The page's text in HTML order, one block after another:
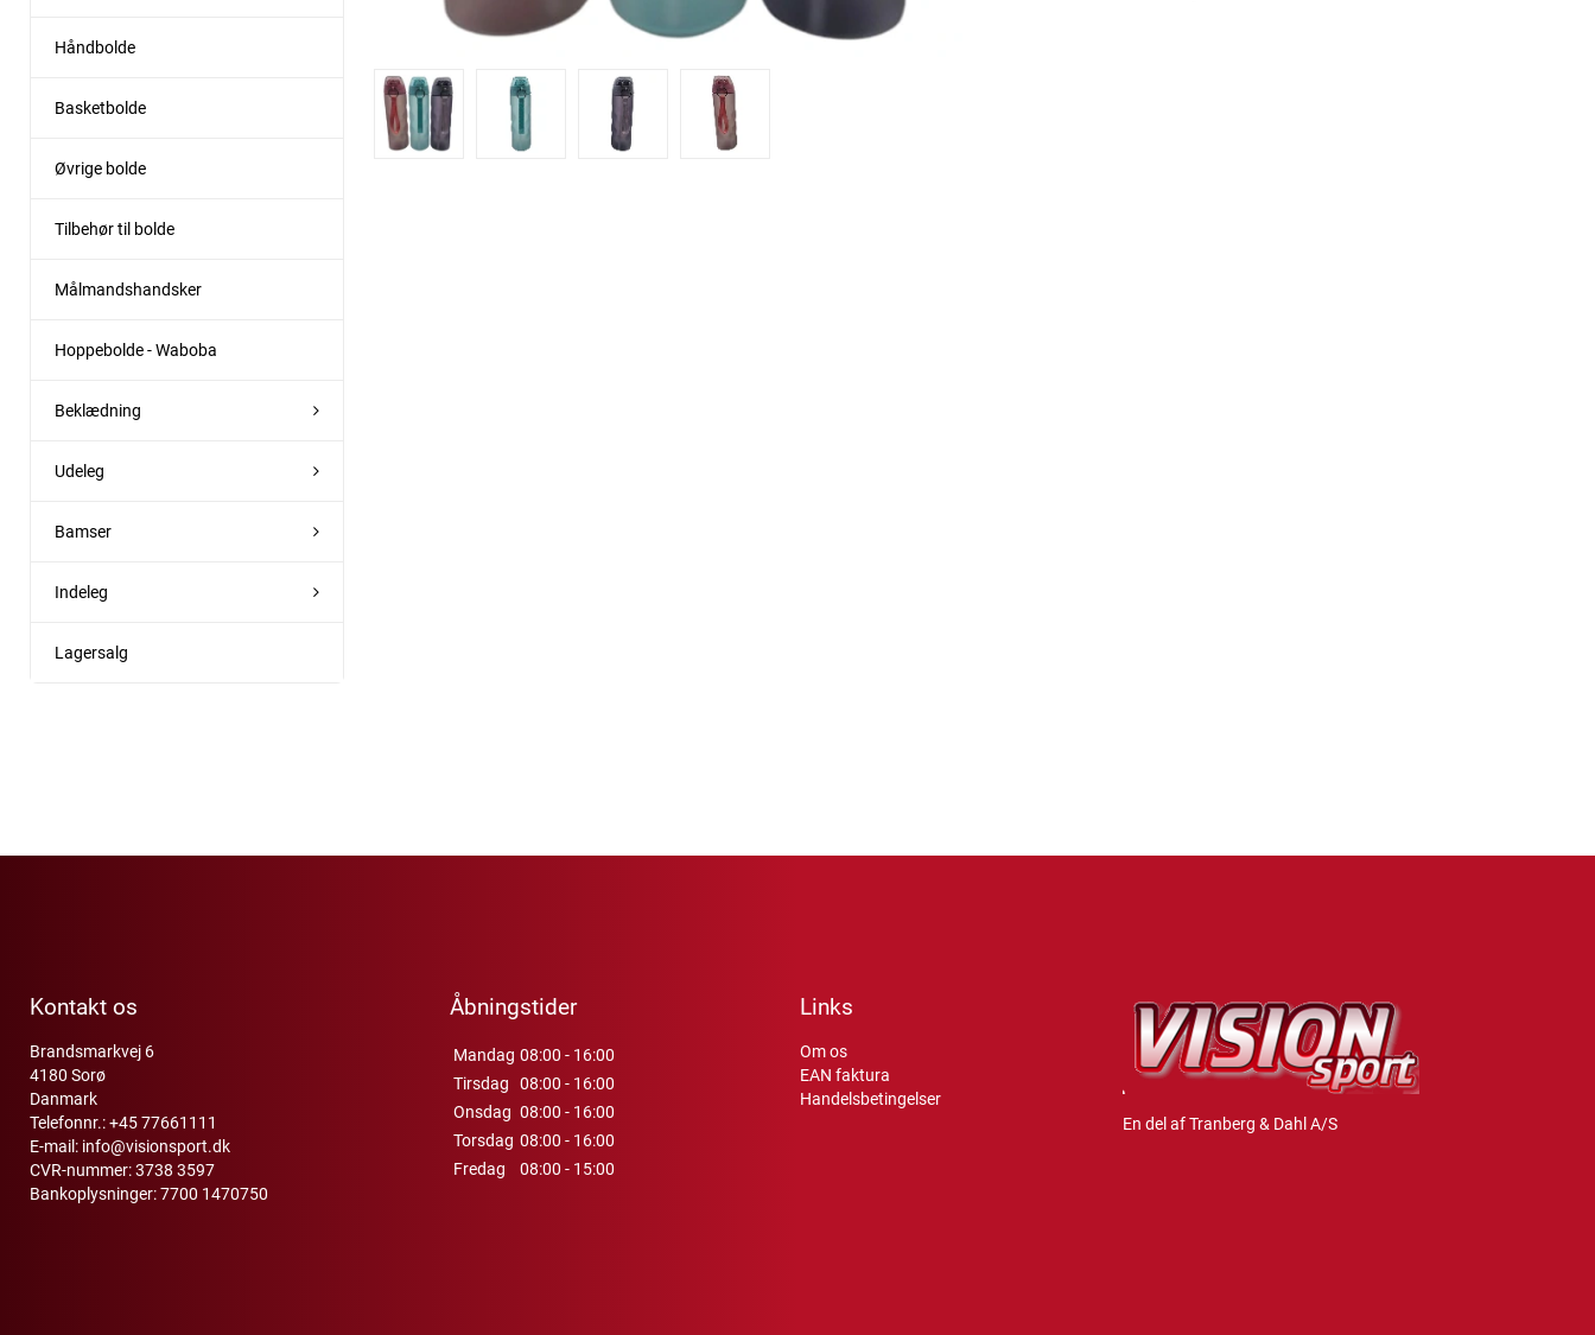
Håndbolde
Basketbolde
Øvrige bolde
Tilbehør til bolde
Målmandshandsker
Hoppebolde - Waboba
Beklædning
Udeleg
Bamser
Indeleg
Lagersalg
Kontakt os
Brandsmarkvej 6
4180 Sorø
Danmark
Telefonnr.:+45 77661111
E-mail: info@visionsport.dk
CVR-nummer: 3738 3597
Bankoplysninger: 7700 1470750
Åbningstider
Mandag 08:00 - 16:00
Tirsdag
08:00 - 16:00
Onsdag 08:00 - 16:00
Torsdag 08:00 - 16:00
Fredag
08:00 - 15:00
Links
Om os
EAN faktura
Handelsbetingelser
En del af Tranberg & Dahl A/S